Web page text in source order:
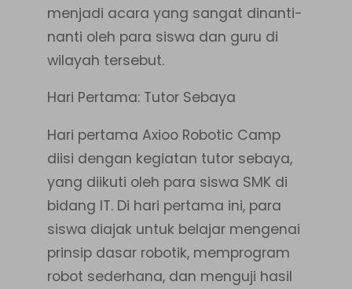
menjadi acara yang sangat dinanti-
nanti oleh para siswa dan guru di
wilayah tersebut.
Hari Pertama: Tutor Sebaya
Hari pertama Axioo Robotic Camp
diisi dengan kegiatan tutor sebaya,
yang diikuti oleh para siswa SMK di
bidang IT. Di hari pertama ini, para
siswa diajak untuk belajar mengenai
prinsip dasar robotik, memprogram
robot sederhana, dan menguji hasil